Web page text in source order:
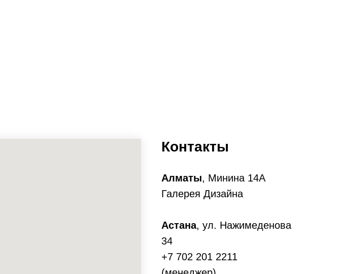
Контакты
Алматы, Минина 14А
Галерея Дизайна
Астана, ул. Нажимеденова
34
+7 702 201 2211